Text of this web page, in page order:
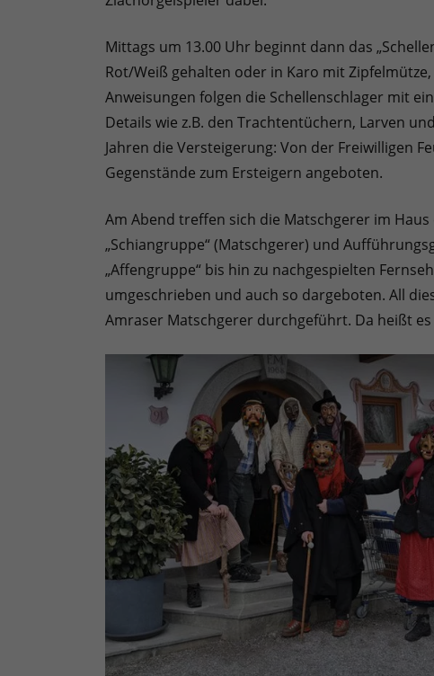
Mittags um 13.00 Uhr beginnt dann das
Rot/Weiß gehalten oder in Karo mit
Anweisungen folgen die Schellenschlager mit
Details wie z.B. den Trachtentüchern, Larven
Jahren die Versteigerung: Von der Freiwilligen
Gegenstände zum Ersteigern angeboten.
Am Abend treffen sich die Matschgerer im
„Schiangruppe“ (Matschgerer) und
„Affengruppe“ bis hin zu nachgespielten
umgeschrieben und auch so dargeboten. All
Amraser Matschgerer durchgeführt. Da heißt